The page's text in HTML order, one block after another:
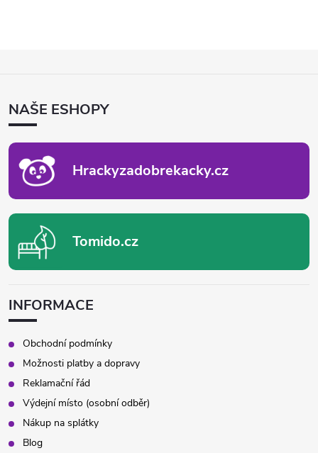
ANAŠE ESHOPY
Hrackyzadobrekacky.cz
Tomido.cz
INFORMACE
Obchodní podmínky
Možnosti platby a dopravy
Reklamační řád
Výdejní místo (osobní odběr)
Nákup na splátky
Blog